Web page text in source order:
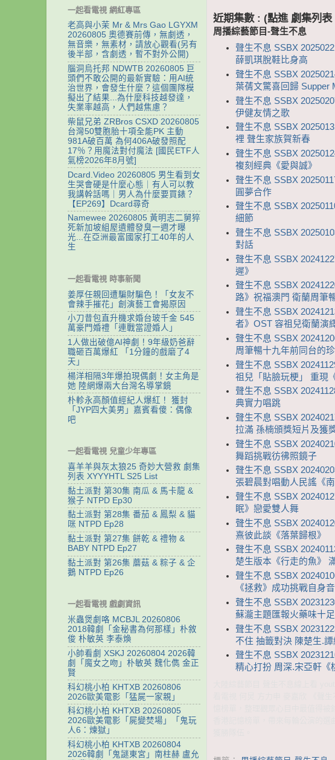
近期集數 : (點進 劇集列
周播綜藝節目-聲生不息
聲生不息 SSBX
薛凱琪脫鞋比身高
聲生不息 SSBX
葉蒨文驚喜回歸 Supper
聲生不息 SSBX
伊健友情之歌
聲生不息 SSBX
裡 聲生家族賀新春
聲生不息 SSBX
複刻經典《愛與誠》
聲生不息 SSBX
圓夢合作
聲生不息 SSBX
細節
聲生不息 SSBX
對話
聲生不息 SSBX
遲》
聲生不息 SSBX
路》祝福澳門 衛蘭周筆
聲生不息 SSBX
者》OST 容祖兒衛蘭演
聲生不息 SSBX
周筆暢十九年前同台的
聲生不息 SSBX
祖兒「貼臉玩梗」 重現
聲生不息 SSBX
典實力唱跳
聲生不息 SSBX
拉滿 孫楠頒獎短片及獲
聲生不息 SSBX
舞蹈挑戰彷彿照鏡子
聲生不息 SSBX
張碧晨對唱動人民謠《南
聲生不息 SSBX
眠》戀愛雙人舞
聲生不息 SSBX
熹彼此談《落葉歸根》
聲生不息 SSBX
楚生版本《行走的魚》
聲生不息 SSBX
《拯救》成功挑戰自身
聲生不息 SSBX
蘇瀧主題匯報火藥味十足
聲生不息 SSBX
不住 抽籤對決 陳楚生.
聲生不息 SSBX
精心打扮 周深.宋亞軒《
一起看電視 網紅專區
老高與小茉 Mr & Mrs Gao LGYXM
20260805 奧德賽前傳，無劇透，
無音樂，無素材，請放心觀看(另有
後半部，含劇透，暫不對外公開)
腦洞烏托邦 NDWTB 20260805 巨
頭們不敢公開的最新實驗：用AI統
治世界，會發生什麼？這個團隊模
擬出了結果...為什麼科技越發達，
失業率越高，人們越焦慮？
柴鼠兄弟 ZRBros CSXD 20260805
台灣50雙胞胎十項全能PK 主動
981A破百萬 為何406A破發照配
17％？用魔法對付魔法 [國民ETF人
氣榜2026年8月號]
Dcard.Video 20260805 男生看到女
生哭會硬是什麼心態｜有人可以教
我講幹話嗎｜男人為什麼要買錶？
【EP269】Dcard尋奇
Namewee 20260805 黃明志二舅猝
死新加坡組屋遺體發臭一週才曝
光...在亞洲最富國家打工40年的人
生
一起看電視 時事新聞
姜厚任親回遭騙財騙色！「女友不
會辣手摧花」創演藝工會揭原因
小刀昔包直升機求婚台玻千金 545
萬豪門婚禮「連戰當證婚人」
1人做出破億AI神劇！9年級奶爸辭
職砸百萬爆紅 「1分鐘的戲磨了4
天」
楊洋相隔3年爆拍現偶劇！女主角是
她 陸網爆兩大台灣名導掌鏡
朴軫永高顏值經紀人爆紅！ 獲封
「JYP四大美男」嘉賓看傻：偶像
吧
一起看電視 兒童少年專區
喜羊羊與灰太狼25 奇妙大營救 劇集
列表 XYYYHTL S25 List
黏土派對 第30集 南瓜 & 馬卡龍 &
猴子 NTPD Ep30
黏土派對 第28集 番茄 & 鳳梨 & 貓
咪 NTPD Ep28
黏土派對 第27集 餅乾 & 禮物 &
BABY NTPD Ep27
黏土派對 第26集 蘑菇 & 粽子 & 企
鵝 NTPD Ep26
一起看電視 戲劇資訊
米蟲煲劇咯 MCBJL 20260806
2018韓劇「金秘書為何那樣」朴敘
俊 朴敏英 李泰煥
小帥看劇 XSKJ 20260804 2026韓
劇「魔女之吻」朴敏英 魏化儁 金正
賢
科幻桃小柏 KHTXB 20260806
2026歐美電影「猛屍一家親」
科幻桃小柏 KHTXB 20260805
2026歐美電影「屍變焚場」「鬼玩
人6：煉獄」
科幻桃小柏 KHTXB 20260804
2026韓劇「鬼謎東宮」南柱赫 盧允